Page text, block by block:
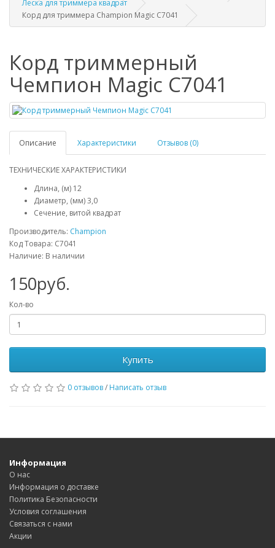
Леска для триммера квадрат
Корд для триммера Champion Magic C7041
Корд триммерный
Чемпион Magic C7041
Описание Характеристики Отзывов (0)
ТЕХНИЧЕСКИЕ ХАРАКТЕРИСТИКИ
Длина, (м) 12
Диаметр, (мм) 3,0
Сечение, витой квадрат
Производитель: Champion
Код Товара: C7041
Наличие: В наличии
150руб.
Кол-во
Купить
0 отзывов/ Написать отзыв
Информация
О нас
Информация о доставке
Политика Безопасности
Условия соглашения
Связаться с нами
Акции